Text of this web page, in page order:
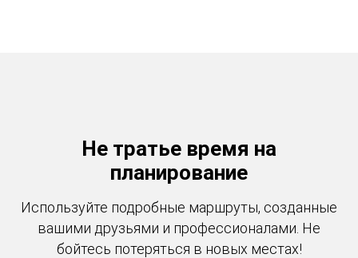
Не тратье время на
планирование
Используйте подробные маршруты, созданные
вашими друзьями и профессионалами. Не
бойтесь потеряться в новых местах!